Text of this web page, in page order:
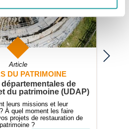
Article
DU PATRIMOINE
de
du patrimoine (UDAP)
leurs missions et leur
À quel moment les faire
projets de restauration de
patrimoine ?